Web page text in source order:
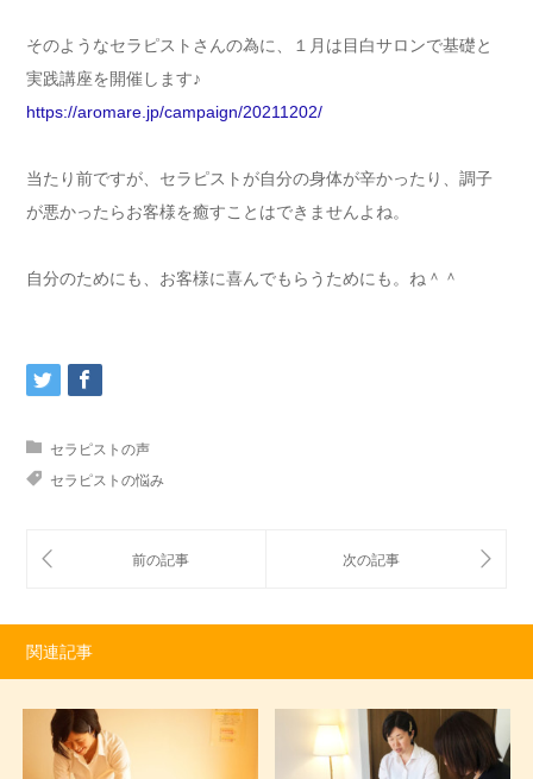
そのようなセラピストさんの為に、１月は目白サロンで基礎と
実践講座を開催します♪
https://aromare.jp/campaign/20211202/
当たり前ですが、セラピストが自分の身体が辛かったり、調子
が悪かったらお客様を癒すことはできませんよね。
自分のためにも、お客様に喜んでもらうためにも。ね＾＾
セラピストの声
セラピストの悩み
関連記事